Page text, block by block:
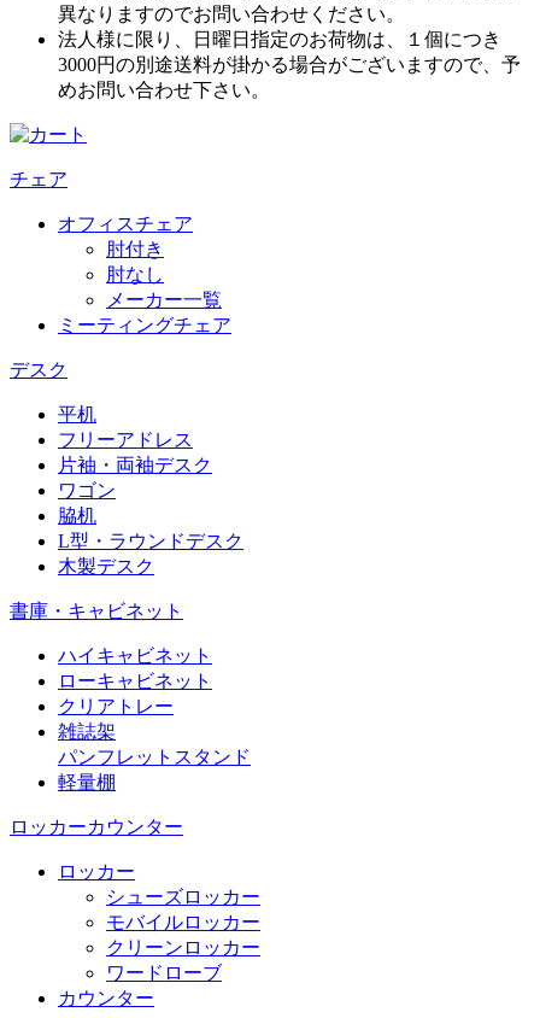
異なりますのでお問い合わせください。
法人様に限り、日曜日指定のお荷物は、１個につき
3000円の別途送料が掛かる場合がございますので、予
めお問い合わせ下さい。
チェア
オフィスチェア
肘付き
肘なし
メーカー一覧
ミーティングチェア
デスク
平机
フリーアドレス
片袖・両袖デスク
ワゴン
脇机
L型・ラウンドデスク
木製デスク
書庫・キャビネット
ハイキャビネット
ローキャビネット
クリアトレー
雑誌架
パンフレットスタンド
軽量棚
ロッカーカウンター
ロッカー
シューズロッカー
モバイルロッカー
クリーンロッカー
ワードローブ
カウンター